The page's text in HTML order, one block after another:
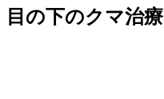
目の下のクマ治療